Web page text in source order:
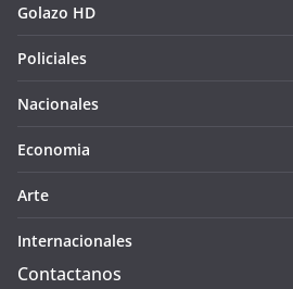
Golazo HD
Policiales
Nacionales
Economia
Arte
Internacionales
Contactanos